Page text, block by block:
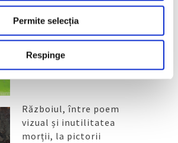
Permite selecția
Respinge
recente
Late Summer Spritz, la
Muzeul de Artă Recentă
6 August 2026
Războiul, între poem
vizual și inutilitatea
morții, la pictorii